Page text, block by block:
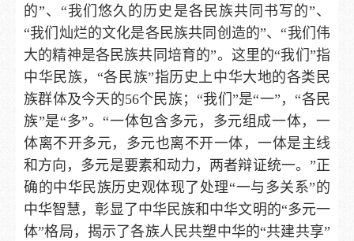
的”、“我们悠久的历史是各民族共同书写的”、
“我们灿烂的文化是各民族共同创造的”、“我们伟
大的精神是各民族共同培育的”。这里的“我们”指
中华民族，“各民族”指历史上中华大地的各类民
族群体及今天的56个民族；“我们”是“一”，“各民
族”是“多”。“一体包含多元，多元组成一体，一
体离不开多元，多元也离不开一体，一体是主线
和方向，多元是要素和动力，两者辩证统一。”正
确的中华民族历史观体现了处理“一与多关系”的
中华智慧，彰显了中华民族和中华文明的“多元一
体”格局，揭示了各族人民共塑中华的“共建共享”